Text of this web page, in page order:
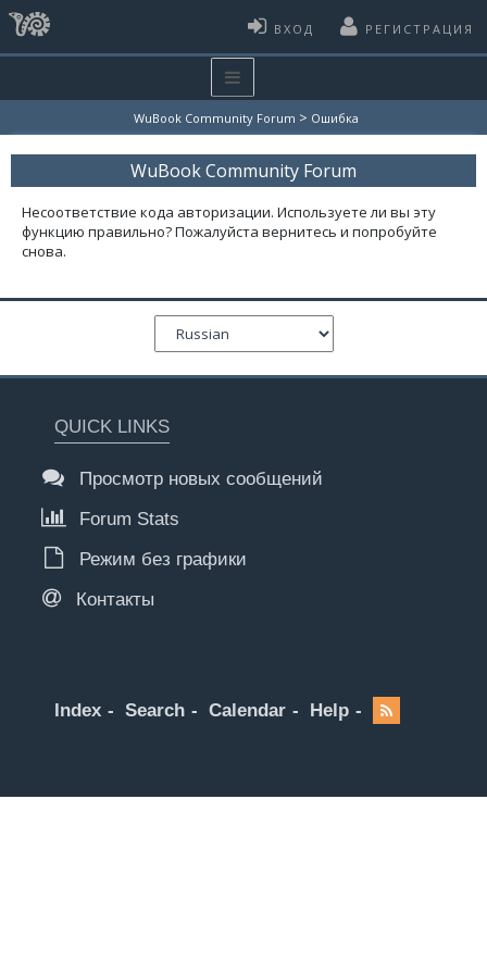
ВХОД РЕГИСТРАЦИЯ
WuBook Community Forum > Ошибка
WuBook Community Forum
Несоответствие кода авторизации. Используете ли вы эту
функцию правильно? Пожалуйста вернитесь и попробуйте
снова.
QUICK LINKS
Просмотр новых сообщений
Forum Stats
Режим без графики
Контакты
Index Search Calendar Help